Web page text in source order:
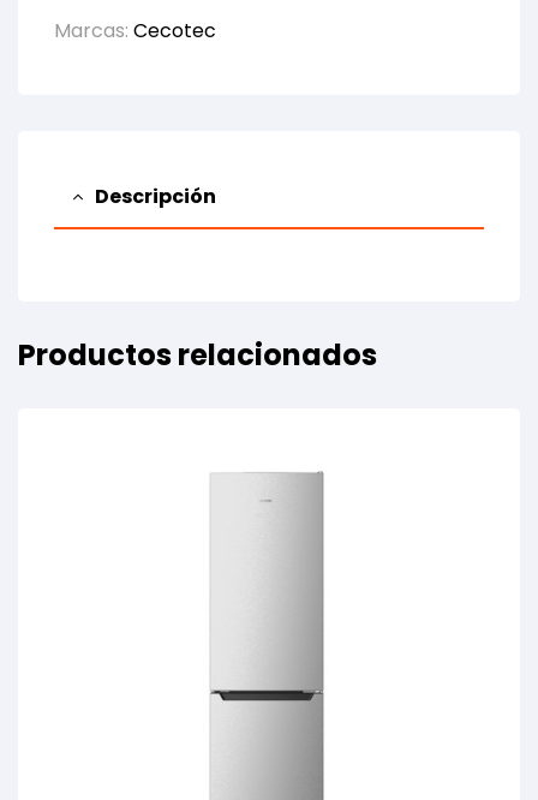
Marcas: Cecotec
Descripción
Productos relacionados